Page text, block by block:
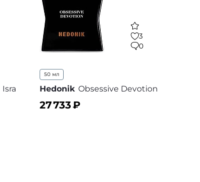
Isra
3
0
50 мл
Hedonik Obsessive Devotion
27 733₽